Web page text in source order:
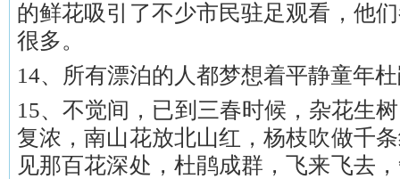
的鲜花吸引了不少市民驻足观看，他
很多。
14、所有漂泊的人都梦想着平静童年
15、不觉间，已到三春时候，杂花生
复浓，南山花放北山红，杨枝吹做千
见那百花深处，杜鹃成群，飞来飞去